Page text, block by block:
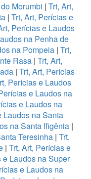
Morumbi | Trt, Art,
| Trt, Art, Perícias e
Perícias e Laudos
na Penha de
na Pompeia| Trt,
Rasa | Trt, Art,
| Trt, Art, Perícias
Perícias e Laudos
e Laudos na
e Laudos na
Laudos na Santa
na Santa Ifigênia |
Teresinha | Trt,
| Trt, Art, Perícias e
e Laudos na Super
e Laudos na